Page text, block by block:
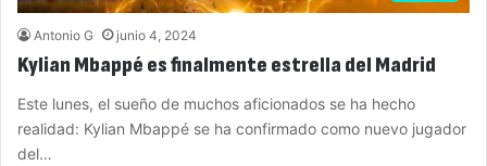
Antonio G junio 4, 2024
Kylian Mbappé es finalmente estrella del Madrid
Este lunes, el sueño de muchos aficionados se ha hecho
realidad: Kylian Mbappé se ha confirmado como nuevo jugador
del…